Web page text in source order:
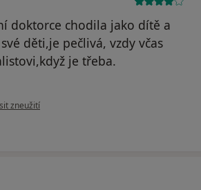
doktorce chodila jako dítě a
děti,je pečlivá, vzdy včas
je třeba.
uživatele Pacient
zneužití